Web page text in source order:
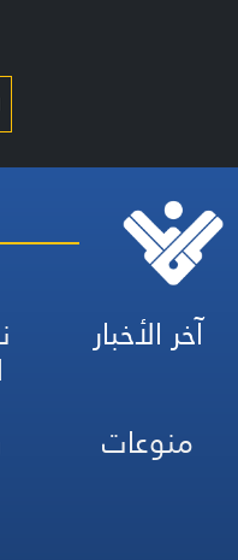
آخر الأخبار
منوعات